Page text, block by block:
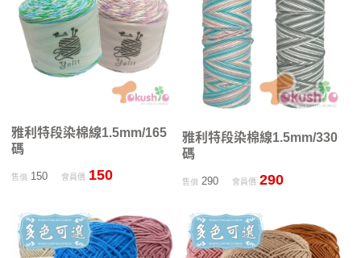
雅利特段染棉線1.5mm/165
碼
售價150 會員價 150
雅利特段染棉線1.5mm/330
碼
售價 290 會員價 290